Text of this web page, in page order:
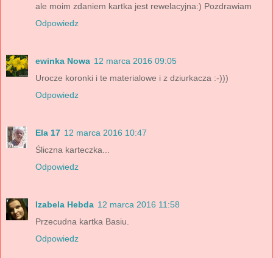
ale moim zdaniem kartka jest rewelacyjna:) Pozdrawiam
Odpowiedz
ewinka Nowa 12 marca 2016 09:05
Urocze koronki i te materialowe i z dziurkacza :-)))
Odpowiedz
Ela 17 12 marca 2016 10:47
Śliczna karteczka...
Odpowiedz
Izabela Hebda 12 marca 2016 11:58
Przecudna kartka Basiu.
Odpowiedz